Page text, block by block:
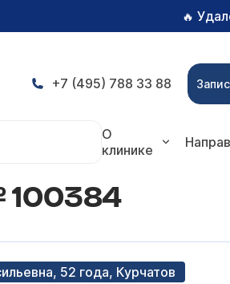
🔥
+7 (495) 788 33 88
О
клинике
52 года, Курчатов